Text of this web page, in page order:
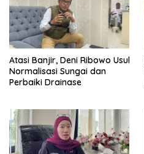
Atasi Banjir, Deni Ribowo Usul
Normalisasi Sungai dan
Perbaiki Drainase